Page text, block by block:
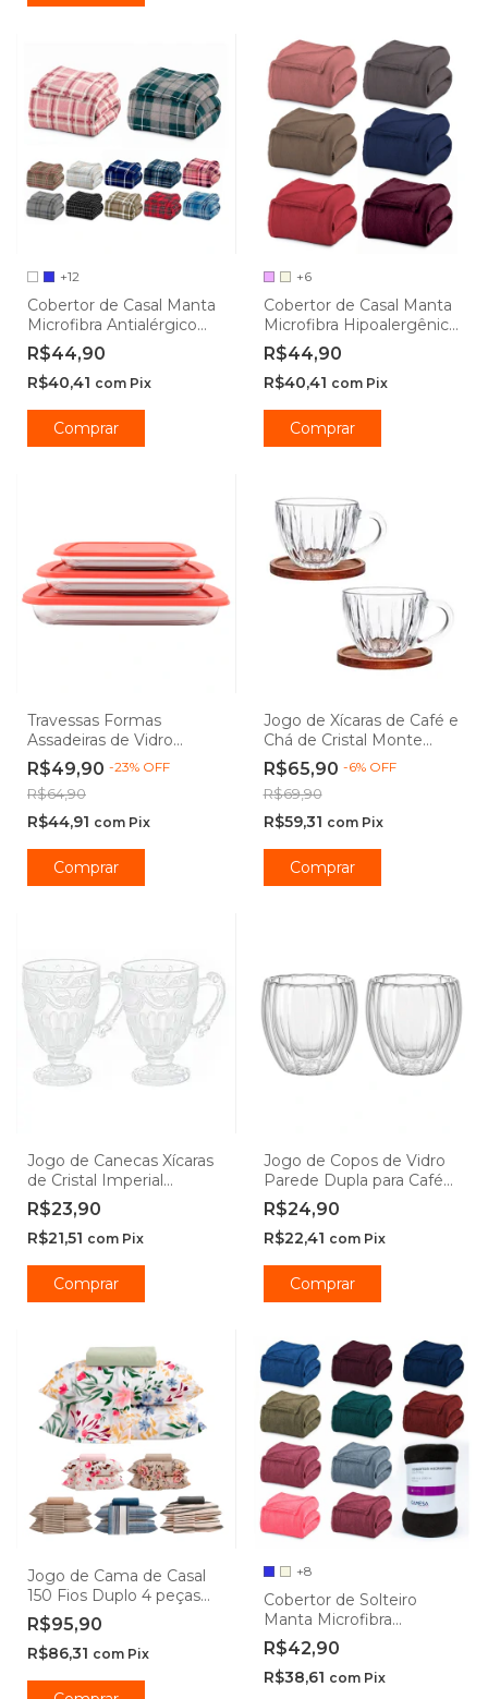
+12
Cobertor de Casal Manta
Microfibra Antialérgico
1,8x2m Xadrez - Camesa
R$44,90
R$40,41 com Pix
Comprar
+6
Cobertor de Casal Manta
Microfibra Hipoalergênico
1,8x2m - Camesa
R$44,90
R$40,41 com Pix
Comprar
Travessas Formas
Assadeiras de Vidro
Borossilicato com Tampa
Retangular - Lehaví
R$49,90 -23% OFF
R$64,90
R$44,91 com Pix
Comprar
Jogo de Xícaras de Café e
Chá de Cristal Monte
Carlo 180ml Hauskraft
Premium
R$65,90 -6% OFF
R$69,90
R$59,31 com Pix
Comprar
Jogo de Canecas Xícaras
de Cristal Imperial
Transparente 190mL -
Lyor
R$23,90
R$21,51 com Pix
Comprar
Jogo de Copos de Vidro
Parede Dupla para Café
Linea Borossilicato 90ml -
Lehaví
R$24,90
R$22,41 com Pix
Comprar
Jogo de Cama de Casal
150 Fios Duplo 4 peças
Camesa
R$95,90
R$86,31 com Pix
+8
Cobertor de Solteiro
Manta Microfibra
Antialérgico 1,50 x 2,20m -
Camesa
R$42,90
R$38,61 com Pix